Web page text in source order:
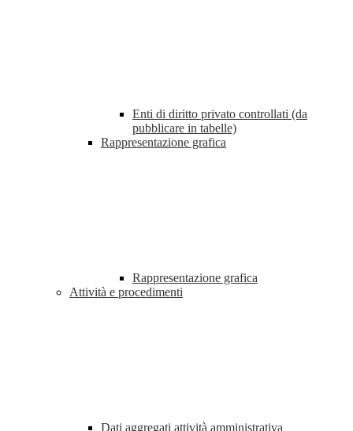
Enti di diritto privato controllati (da
pubblicare in tabelle)
Rappresentazione grafica
Rappresentazione grafica
Attività e procedimenti
Dati aggregati attività amministrativa